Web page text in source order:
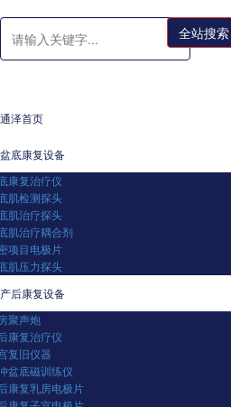
全站搜索
通泽首页
盆底康复设备
康复治疗仪
肌检测探头
肌治疗探头
肌治疗耦合剂
项目电极片
肌压力探头
产后康复设备
聚声炮
康复治疗仪
复旧仪器
盆底磁训练仪
康复乳房电极片